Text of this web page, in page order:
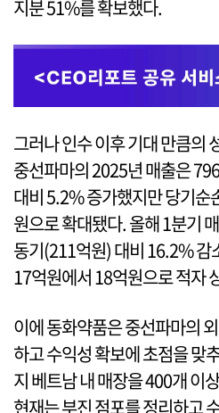
지분 51%를 확보했다.
그러나 인수 이후 기대 만큼의
중선파마의 2025년 매출은
대비 5.2% 증가했지만 당기
원으로 확대됐다. 올해 1분기
동기(211억원) 대비 16.2% 감
17억원에서 18억원으로 적자
이에 동화약품은 중선파마의
하고 수익성 확보에 초점을 맞
지 베트남 내 매장을 400개 이
현재는 부진 점포를 정리하고